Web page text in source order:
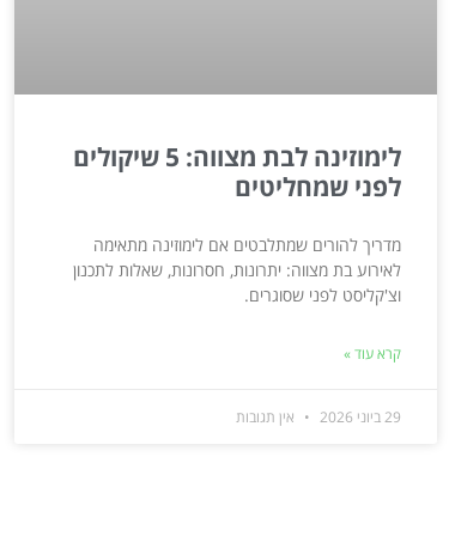
לימוזינה לבת מצווה: 5 שיקולים
לפני שמחליטים
מדריך להורים שמתלבטים אם לימוזינה מתאימה
לאירוע בת מצווה: יתרונות, חסרונות, שאלות לתכנון
וצ'קליסט לפני שסוגרים.
קרא עוד »
29 ביוני 2026 אין תגובות